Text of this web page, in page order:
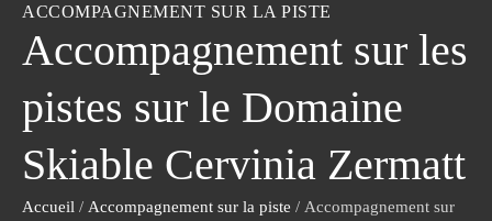
ACCOMPAGNEMENT SUR LA PISTE
Accompagnement sur les
pistes sur le Domaine
Skiable Cervinia Zermatt
Accueil / Accompagnement sur la piste / Accompagnement sur